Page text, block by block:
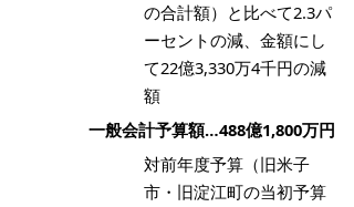
の合計額）と比べて2.3パ
ーセントの減、金額にし
て22億3,330万4千円の減
額
一般会計予算額…488億1,800万円
対前年度予算（旧米子
市・旧淀江町の当初予算